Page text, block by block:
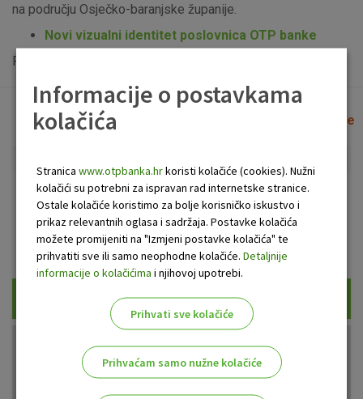
na području Osječko-baranjske županije.
Novi vizualni identitet poslovnica OTP banke
Popis uplatno-isplatnih bankomata možete vidjeti
Lista poslovnica i bankomata Očisti filtere
Bankomat Poslovnica
Prikaži samo uplatne bankomate
Informacije o postavkama
kolačića
Stranica www.otpbanka.hrkoristi kolačiće (cookies). Nužni
kolačići su potrebni za ispravan rad internetske stranice.
Ostale kolačiće koristimo za bolje korisničko iskustvo i
prikaz relevantnih oglasa i sadržaja. Postavke kolačića
možete promijeniti na "Izmjeni postavke kolačića" te
prihvatiti sve ili samo neophodne kolačiće. Detaljnije
informacije o kolačićima i njihovoj upotrebi.
Prihvati sve kolačiće
Prihvaćam samo nužne kolačiće